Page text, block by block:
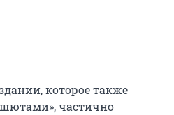
которое также
частично